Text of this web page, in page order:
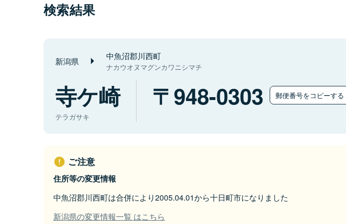
検索結果
新潟県 中魚沼郡川西町
ナカウオヌマグンカワニシマチ
寺ケ崎
テラガサキ
948-0303 郵便番号をコピーする
ご注意
住所等の変更情報
中魚沼郡川西町は合併により2005.04.01から十日町市になりました
新潟県の変更情報一覧 はこちら